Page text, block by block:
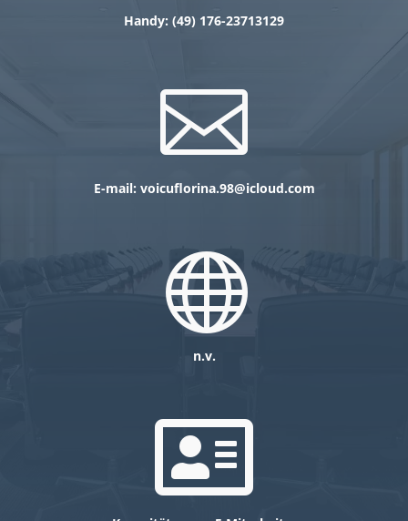
Handy: (49) 176-23713129

E-mail: voicuflorina.98@icloud.com

n.v.
